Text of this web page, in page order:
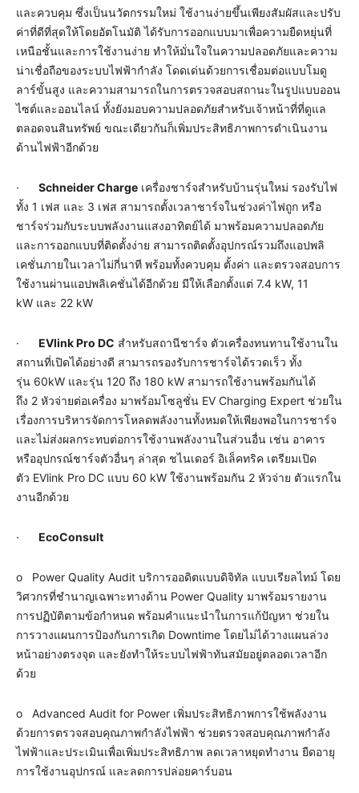
และควบคุม ซึ่งเป็นนวัตกรรมใหม่ ใช้งานง่ายขึ้นเพียงสัมผัสและปรับ
ค่าที่ดีที่สุดให้โดยอัตโนมัติ ได้รับการออกแบบมาเพื่อความยืดหยุ่นที่
เหนือชั้นและการใช้งานง่าย ทำให้มั่นใจในความปลอดภัยและความ
น่าเชื่อถือของระบบไฟฟ้ากำลัง โดดเด่นด้วยการเชื่อมต่อแบบโมดู
ลาร์ขั้นสูง และความสามารถในการตรวจสอบสถานะในรูปแบบออน
ไซต์และออนไลน์ ทั้งยังมอบความปลอดภัยสำหรับเจ้าหน้าที่ที่ดูแล
ตลอดจนสินทรัพย์ ขณะเดียวกันก็เพิ่มประสิทธิภาพการดำเนินงาน
ด้านไฟฟ้าอีกด้วย
· Schneider Charge เครื่องชาร์จสำหรับบ้านรุ่นใหม่ รองรับไฟ
ทั้ง 1 เฟส และ 3 เฟส สามารถตั้งเวลาชาร์จในช่วงค่าไฟถูก หรือ
ชาร์จร่วมกับระบบพลังงานแสงอาทิตย์ได้ มาพร้อมความปลอดภัย
และการออกแบบที่ติดตั้งง่าย สามารถติดตั้งอุปกรณ์รวมถึงแอปพลิ
เคชั่นภายในเวลาไม่กี่นาที พร้อมทั้งควบคุม ตั้งค่า และตรวจสอบการ
ใช้งานผ่านแอปพลิเคชั่นได้อีกด้วย มีให้เลือกตั้งแต่ 7.4 kW, 11
kW และ 22 kW
· EVlink Pro DC สำหรับสถานีชาร์จ ตัวเครื่องทนทานใช้งานใน
สถานที่เปิดได้อย่างดี สามารถรองรับการชาร์จได้รวดเร็ว ทั้ง
รุ่น 60kW และรุ่น 120 ถึง 180 kW สามารถใช้งานพร้อมกันได้
ถึง 2 หัวจ่ายต่อเครื่อง มาพร้อมโซลูชั่น EV Charging Expert ช่วยใน
เรื่องการบริหารจัดการโหลดพลังงานทั้งหมดให้เพียงพอในการชาร์จ
และไม่ส่งผลกระทบต่อการใช้งานพลังงานในส่วนอื่น เช่น อาคาร
หรืออุปกรณ์ชาร์จตัวอื่นๆ ล่าสุด ชไนเดอร์ อิเล็คทริค เตรียมเปิด
ตัว EVlink Pro DC แบบ 60 kW ใช้งานพร้อมกัน 2 หัวจ่าย ตัวแรกใน
งานอีกด้วย
· EcoConsult
o Power Quality Audit บริการออดิตแบบดิจิทัล แบบเรียลไทม์ โดย
วิศวกรที่ชำนาญเฉพาะทางด้าน Power Quality มาพร้อมรายงาน
การปฏิบัติตามข้อกำหนด พร้อมคำแนะนำในการแก้ปัญหา ช่วยใน
การวางแผนการป้องกันการเกิด Downtime โดยไม่ได้วางแผนล่วง
หน้าอย่างตรงจุด และยังทำให้ระบบไฟฟ้าทันสมัยอยู่ตลอดเวลาอีก
ด้วย
o Advanced Audit for Power เพิ่มประสิทธิภาพการใช้พลังงาน
ด้วยการตรวจสอบคุณภาพกำลังไฟฟ้า ช่วยตรวจสอบคุณภาพกำลัง
ไฟฟ้าและประเมินเพื่อเพิ่มประสิทธิภาพ ลดเวลาหยุดทำงาน ยืดอายุ
การใช้งานอุปกรณ์ และลดการปล่อยคาร์บอน